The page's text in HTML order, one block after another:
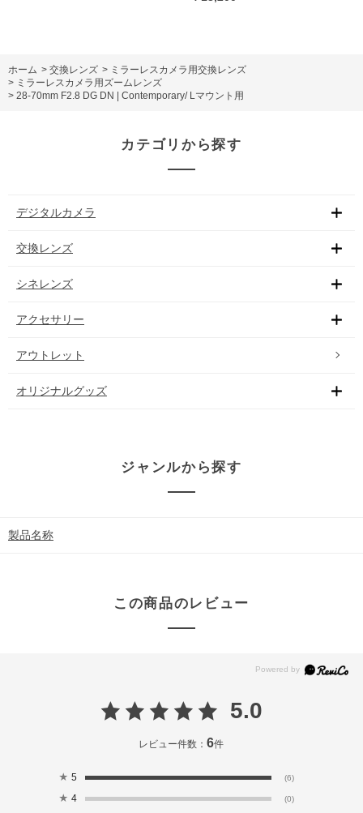
ホーム > 交換レンズ > ミラーレスカメラ用交換レンズ
> ミラーレスカメラ用ズームレンズ
> 28-70mm F2.8 DG DN | Contemporary/ Lマウント用
カテゴリから探す
デジタルカメラ
交換レンズ
シネレンズ
アクセサリー
アウトレット
オリジナルグッズ
ジャンルから探す
製品名称
この商品のレビュー
5.0
レビュー件数：6件
★ 5 (6)
★ 4 (0)